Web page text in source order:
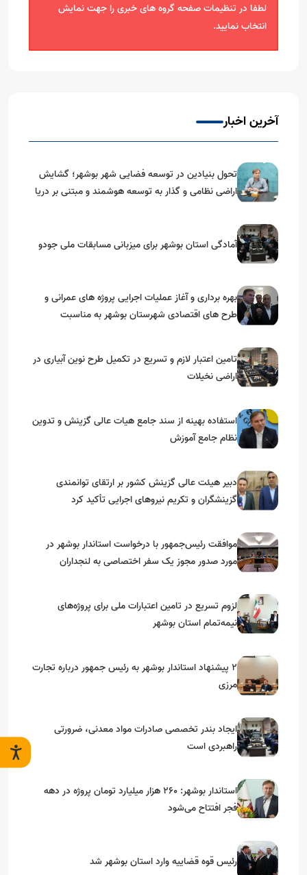
لطفا در تنظیمات صفحه گروه های خبری را جهت نمایش
انتخاب نمایید.
آخرین اخبار
تحول بنیادین در توسعه فضایی شهر بوشهر؛ گشایش
اراضی نظامی و گذار به توسعه هوشمند و مبتنی بر دریا
آمادگی استان بوشهر برای میزبانی مسابقات ملی جودو
بهره برداری و آغاز عملیات اجرایی پروژه های عمرانی و
طرح های اقتصادی شهرستان بوشهر به مناسبت
تامین اعتبار لازم و تسریع در تکمیل طرح نوین آبیاری در
اراضی نخیلات
استفاده بهینه از سند جامع هیات عالی گزینش و‌ تدوین
نظام جامع آموزش
دبیر هیئت عالی گزینش کشور بر ارتقای توانمندی
گزینشگران و تکریم نیروهای اجرایی تأکید کرد
موافقت رئیس‌جمهور با درخواست استاندار بوشهر در
مورد صدور مجوز یک سفر اختصاصی به لنجداران
لزوم تسریع در تامین اعتبارات ملی برای پروژه‌های
نیمه‌تمام استان بوشهر
۲ پیشنهاد استاندار بوشهر به رئیس جمهور درباره تجارت
مرزی
ایجاد بندر تخصصی صادرات مواد معدنی، ضرورتی
راهبردی است
استاندار بوشهر: ۲۶۰ هزار میلیارد تومان پروژه در دهه
فجر افتتاح می‌شود
رئیس قوه قضاییه وارد استان بوشهر شد